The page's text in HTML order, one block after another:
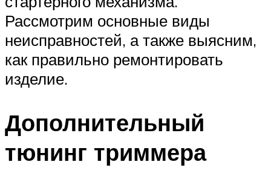
Рассмотрим основные виды
неисправностей, а также выясним,
как правильно ремонтировать
изделие.
Дополнительный
тюнинг триммера